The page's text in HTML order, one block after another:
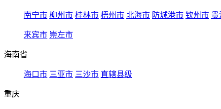
南宁市 柳州市 桂林市 梧州市 北海市 防城港市 钦州市 贵
来宾市 崇左市
海南省
海口市 三亚市 三沙市 直辖县级
重庆